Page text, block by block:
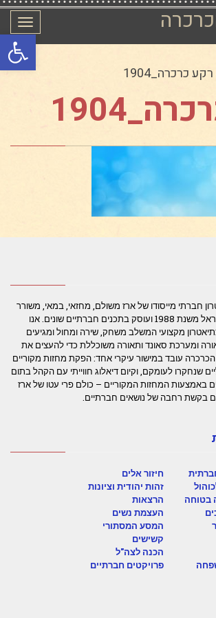
פתח
רקע כרכרה_1904
חברתי מייסודו של ארז משולם, מחזאי, במאי, משורר
ומרצה, פועל ברחבי ישראל משנת 1988 ועוסק בתכנים חברתיים שונים. אנו
מקצועי המשלב משחק, שירה ומחול ומגיעים
ומערכת סאונד ותאורה משוכללת כדי להעצים את
הכרכרה עובד במישור עיקרי אחד: הפקת מחזות מקוריים
שנחקרו לעומקם, וקיום דיאלוג חווייתי עם הקהל בתום
באמצעות המחזות המקוריים – כולם פרי עטו של ארז
בקשת רחבה של נושאים חברתיים.
בטוחה
חיזור אלים
זהות יהודית וציונות
הרצאות
העצמת נשים
המסע המסתורי
קשישים
הכנה לצה"ל
פרויקטים חברתיים